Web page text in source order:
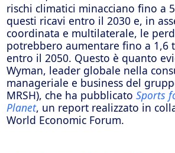
rischi climatici minacciano fino a
questi ricavi entro il 2030 e, in
coordinata e multilaterale, le
potrebbero aumentare fino a
entro il 2050. Questo è quanto
Wyman, leader globale nella
manageriale e business del
MRSH), che ha pubblicato Sports
Planet, un report realizzato in
World Economic Forum.